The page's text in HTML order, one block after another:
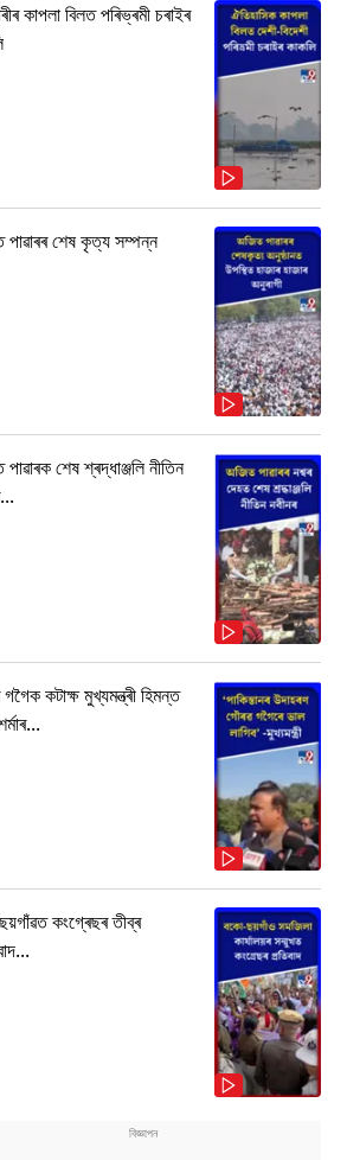
কাপলা বিলত পৰিভ্ৰমী চৰাইৰ
শেষ কৃত্য সম্পন্ন
শেষ শ্ৰদ্ধাঞ্জলি নীতিন
কটাক্ষ মুখ্যমন্ত্ৰী হিমন্ত
কংগ্ৰেছৰ তীব্ৰ